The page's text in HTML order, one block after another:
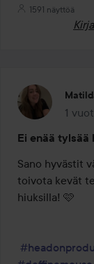
1591 näyttöä
1
Ei enää tylsää
Sano hyvästit
toivota kevät
hiuksilla! 🩷